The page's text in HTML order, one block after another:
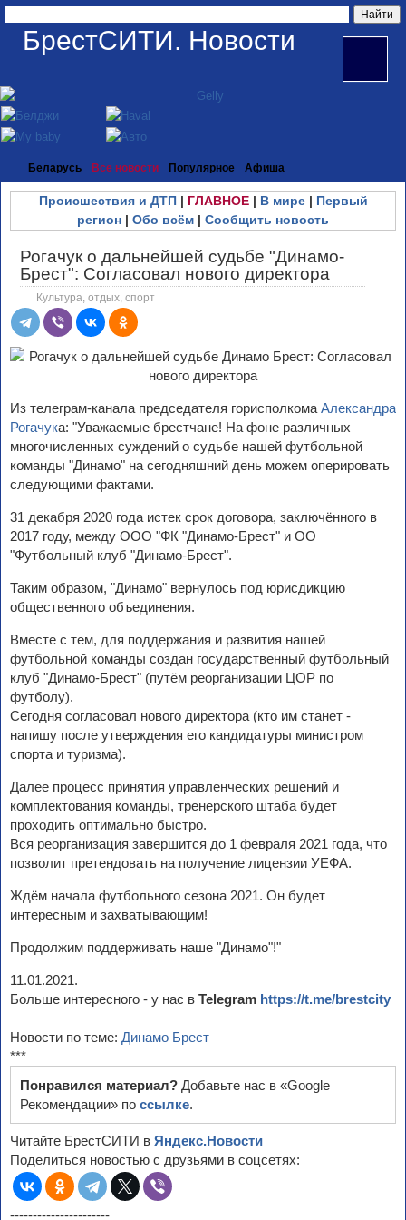
БрестСИТИ. Новости
Беларусь Все новости Популярное Афиша
Происшествия и ДТП| ГЛАВНОЕ| В мире| Первый
регион | Обо всём | Сообщить новость
Рогачук о дальнейшей судьбе "Динамо-
Брест": Согласовал нового директора
Культура, отдых, спорт
Из телеграм-канала председателя горисполкома Александра
Рогачука: "Уважаемые брестчане! На фоне различных
многочисленных суждений о судьбе нашей футбольной
команды "Динамо" на сегодняшний день можем оперировать
следующими фактами.
31 декабря 2020 года истек срок договора, заключённого в
2017 году, между ООО "ФК "Динамо-Брест" и ОО
"Футбольный клуб "Динамо-Брест".
Таким образом, "Динамо" вернулось под юрисдикцию
общественного объединения.
Вместе с тем, для поддержания и развития нашей
футбольной команды создан государственный футбольный
клуб "Динамо-Брест" (путём реорганизации ЦОР по
футболу).
Сегодня согласовал нового директора (кто им станет -
напишу после утверждения его кандидатуры министром
спорта и туризма).
Далее процесс принятия управленческих решений и
комплектования команды, тренерского штаба будет
проходить оптимально быстро.
Вся реорганизация завершится до 1 февраля 2021 года, что
позволит претендовать на получение лицензии УЕФА.
Ждём начала футбольного сезона 2021. Он будет
интересным и захватывающим!
Продолжим поддерживать наше "Динамо"!"
11.01.2021.
Больше интересного - у нас в Telegram https://t.me/brestcity
Новости по теме: Динамо Брест
***
Понравился материал? Добавьте нас в «Google
Рекомендации» по ссылке.
Читайте БрестСИТИ в Яндекс.Новости
Поделиться новостью с друзьями в соцсетях:
----------------------